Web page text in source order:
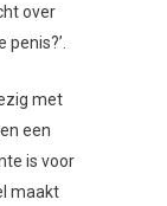
over
penis?’.
met
een
is voor
maakt